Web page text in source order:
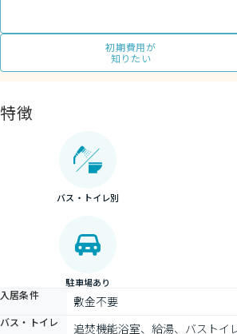
初期費用が
知りたい
特徴
バス・トイレ別
駐車場あり
入居条件 敷金不要
バス・トイレ 追焚機能浴室、給湯、バストイ